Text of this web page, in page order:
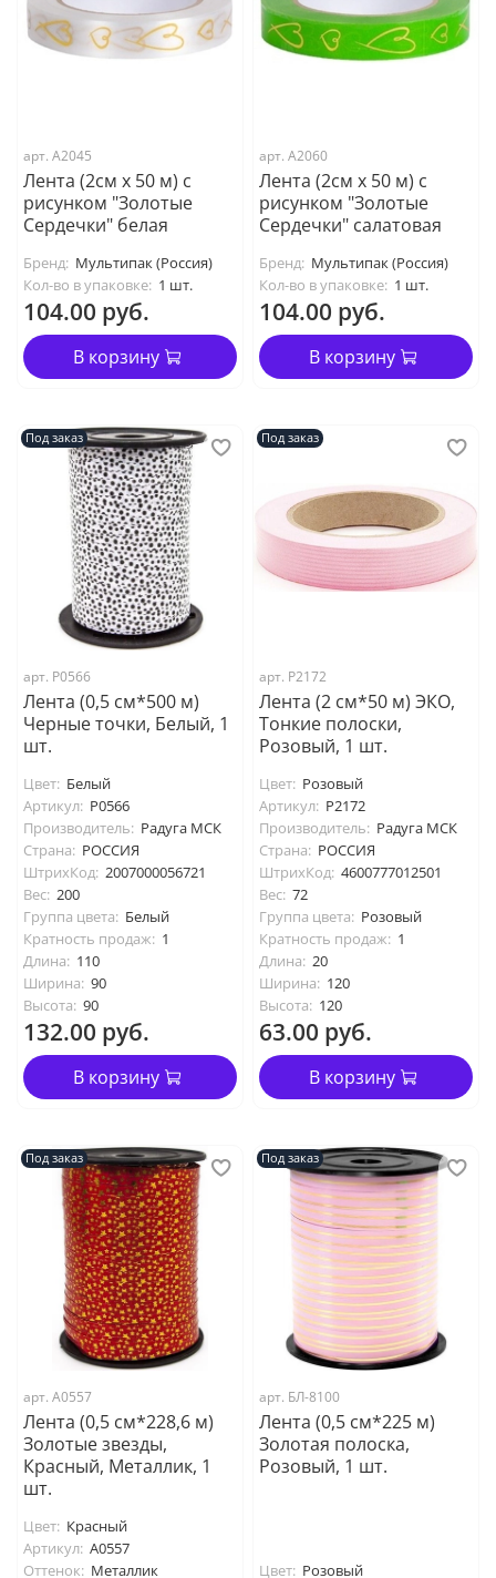
арт. А2045
Лента (2см х 50 м) с
рисунком "Золотые
Сердечки" белая
Бренд: Мультипак (Россия)
Кол-во в упаковке: 1 шт.
104.00 руб.
В корзину
арт. А2060
Лента (2см х 50 м) с
рисунком "Золотые
Сердечки" салатовая
Бренд: Мультипак (Россия)
Кол-во в упаковке: 1 шт.
104.00 руб.
В корзину
Под заказ
арт. P0566
Лента (0,5 см*500 м)
Черные точки, Белый, 1
шт.
Цвет: Белый
Артикул: P0566
Производитель: Радуга МСК
Страна: РОССИЯ
ШтрихКод: 2007000056721
Вес: 200
Группа цвета: Белый
Кратность продаж: 1
Длина: 110
Ширина: 90
Высота: 90
132.00 руб.
В корзину
Под заказ
арт. P2172
Лента (2 см*50 м) ЭКО,
Тонкие полоски,
Розовый, 1 шт.
Цвет: Розовый
Артикул: P2172
Производитель: Радуга МСК
Страна: РОССИЯ
ШтрихКод: 4600777012501
Вес: 72
Группа цвета: Розовый
Кратность продаж: 1
Длина: 20
Ширина: 120
Высота: 120
63.00 руб.
В корзину
Под заказ
арт. А0557
Лента (0,5 см*228,6 м)
Золотые звезды,
Красный, Металлик, 1
шт.
Цвет: Красный
Артикул: А0557
Оттенок: Металлик
Под заказ
арт. БЛ-8100
Лента (0,5 см*225 м)
Золотая полоска,
Розовый, 1 шт.
Цвет: Розовый